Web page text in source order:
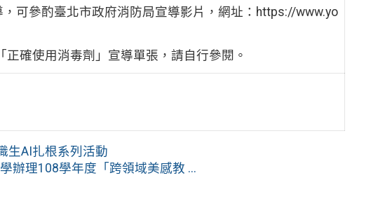
可參酌臺北市政府消防局宣導影片，網址：https://www.yo
正確使用消毒劑」宣導單張，請自行參閱。
生AI扎根系列活動
辦理108學年度「跨領域美感教 ...